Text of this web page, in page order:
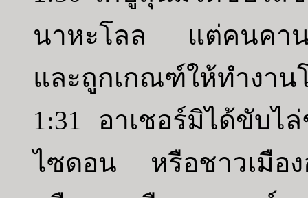
นาหะโลล แต่คนคาน
และถูกเกณฑ์ให้ทำงาน
1:31 อาเชอร์มิได้ขับไ
ไซดอน หรือชาวเมือ